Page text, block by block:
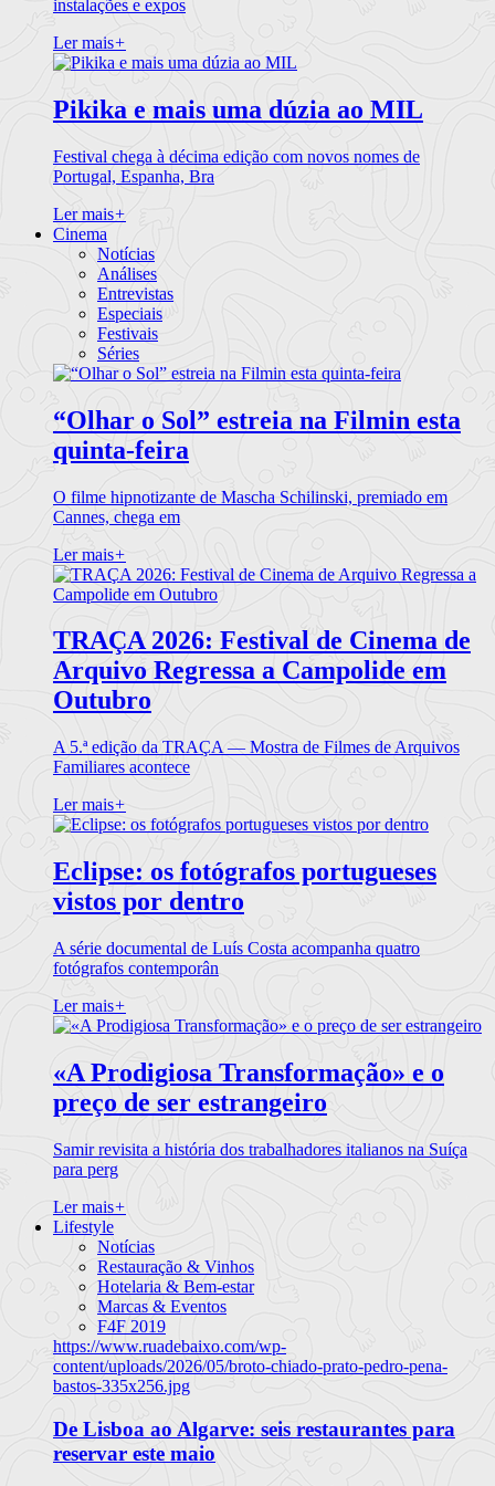
instalações e expos
Ler mais+
Pikika e mais uma dúzia ao MIL
Festival chega à décima edição com novos nomes de
Portugal, Espanha, Bra
Ler mais+
Cinema
Notícias
Análises
Entrevistas
Especiais
Festivais
Séries
“Olhar o Sol” estreia na Filmin esta
quinta-feira
O filme hipnotizante de Mascha Schilinski, premiado em
Cannes, chega em
Ler mais+
TRAÇA 2026: Festival de Cinema de
Arquivo Regressa a Campolide em
Outubro
A 5.ª edição da TRAÇA — Mostra de Filmes de Arquivos
Familiares acontece
Ler mais+
Eclipse: os fotógrafos portugueses
vistos por dentro
A série documental de Luís Costa acompanha quatro
fotógrafos contemporân
Ler mais+
«A Prodigiosa Transformação» e o
preço de ser estrangeiro
Samir revisita a história dos trabalhadores italianos na Suíça
para perg
Ler mais+
Lifestyle
Notícias
Restauração & Vinhos
Hotelaria & Bem-estar
Marcas & Eventos
F4F 2019
https://www.ruadebaixo.com/wp-
content/uploads/2026/05/broto-chiado-prato-pedro-pena-
bastos-335x256.jpg
De Lisboa ao Algarve: seis restaurantes para
reservar este maio